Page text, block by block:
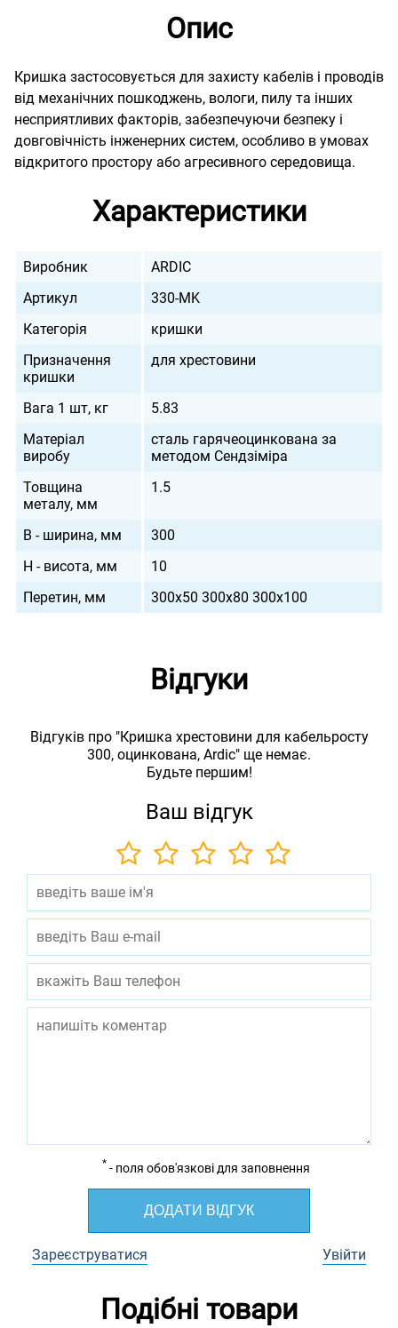
Опис
Кришка застосовується для захисту кабелів і проводів
від механічних пошкоджень, вологи, пилу та інших
несприятливих факторів, забезпечуючи безпеку і
довговічність інженерних систем, особливо в умовах
відкритого простору або агресивного середовища.
Характеристики
Виробник
ARDIC
Артикул
330-MK
Категорія
кришки
Призначення
кришки
для хрестовини
Вага 1 шт, кг
5.83
Матеріал
виробу
сталь гарячеоцинкована за
методом Сендзіміра
Товщина
металу, мм
1.5
B - ширина, мм
300
H - висота, мм
10
Перетин, мм
300х50 300х80 300х100
Відгуки
Відгуків про "Кришка хрестовини для кабельросту
300, оцинкована, Ardic" ще немає.
Будьте першим!
Ваш відгук
* - поля обов'язкові для заповнення
ДОДАТИ ВІДГУК
Зареєструватися Увійти
Подібні товари